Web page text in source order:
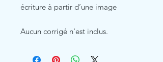
écriture à partir d’une image
Aucun corrigé n'est inclus.